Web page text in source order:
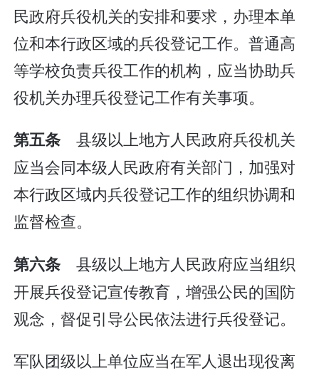
民政府兵役机关的安排和要求，办理本单
位和本行政区域的兵役登记工作。普通高
等学校负责兵役工作的机构，应当协助兵
役机关办理兵役登记工作有关事项。
第五条县级以上地方人民政府兵役机关
应当会同本级人民政府有关部门，加强对
本行政区域内兵役登记工作的组织协调和
监督检查。
第六条县级以上地方人民政府应当组织
开展兵役登记宣传教育，增强公民的国防
观念，督促引导公民依法进行兵役登记。
军队团级以上单位应当在军人退出现役离